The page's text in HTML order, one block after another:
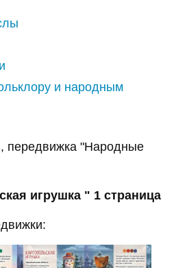
и народным
передвижка "Народные
игрушка " 1 страница